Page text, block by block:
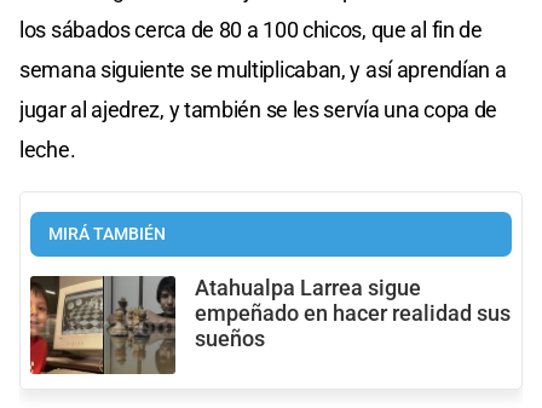
los sábados cerca de 80 a 100 chicos, que al fin de
semana siguiente se multiplicaban, y así aprendían a
jugar al ajedrez, y también se les servía una copa de
leche.
MIRÁ TAMBIÉN
Atahualpa Larrea sigue
empeñado en hacer realidad sus
sueños